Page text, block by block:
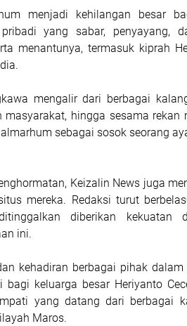
menjadi kehilangan besar
yang sabar, penyayang,
menantunya, termasuk kiprah
mengalir dari berbagai
masyarakat, hingga sesama rekan
sebagai sosok seorang
Keizalin News juga
mereka. Redaksi turut
diberikan kekuatan
ini.
kehadiran berbagai pihak
bagi keluarga besar Heriyanto
yang datang dari berbagai
Maros.